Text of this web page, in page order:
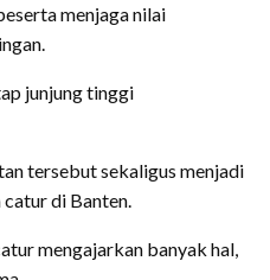
menjaga nilai
junjung tinggi
tersebut sekaligus menjadi
di Banten.
mengajarkan banyak hal,